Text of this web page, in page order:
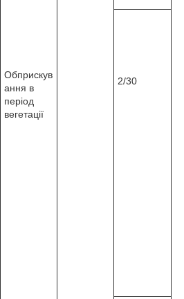
Обприскув
ання в
період
вегетації
2/30